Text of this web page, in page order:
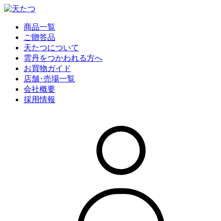
商品一覧
ご贈答品
天たつについて
雲丹をつかわれる方へ
お買物ガイド
店舗･売場一覧
会社概要
採用情報